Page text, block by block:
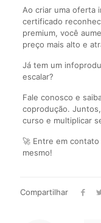
Ao criar uma oferta
certificado
premium, você
preço mais alto e
Já tem um
escalar?
Fale conosco e
coprodução.
curso e multiplicar
🚀 Entre em
mesmo!
Compartilhar